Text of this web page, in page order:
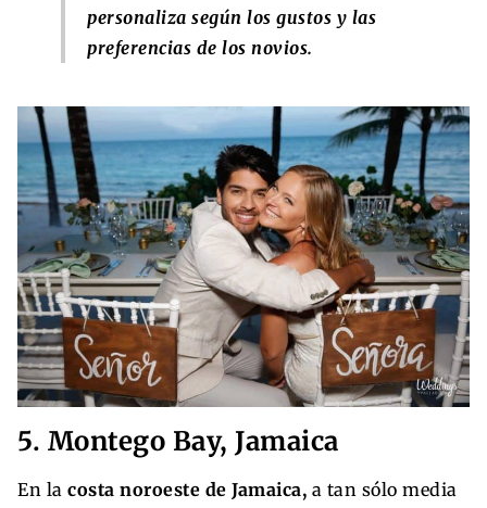
personaliza según los gustos y las
preferencias de los novios.
5. Montego Bay, Jamaica
En la costa noroeste de Jamaica, a tan sólo media